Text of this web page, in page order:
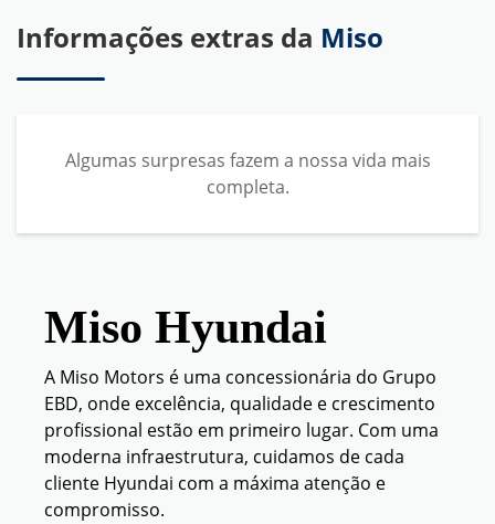
Informações extras da Miso
Algumas surpresas fazem a nossa vida mais
completa.
Miso Hyundai
A Miso Motors é uma concessionária do Grupo
EBD, onde excelência, qualidade e crescimento
profissional estão em primeiro lugar. Com uma
moderna infraestrutura, cuidamos de cada
cliente Hyundai com a máxima atenção e
compromisso.